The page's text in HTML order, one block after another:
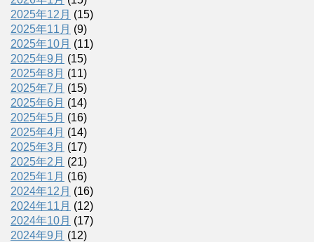
2025年12月 (15)
2025年11月 (9)
2025年10月 (11)
2025年9月 (15)
2025年8月 (11)
2025年7月 (15)
2025年6月 (14)
2025年5月 (16)
2025年4月 (14)
2025年3月 (17)
2025年2月 (21)
2025年1月 (16)
2024年12月 (16)
2024年11月 (12)
2024年10月 (17)
2024年9月 (12)